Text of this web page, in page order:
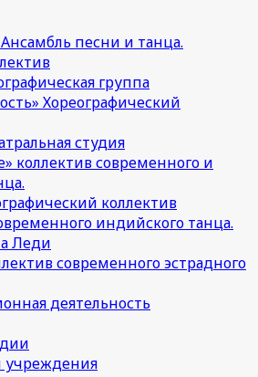
песни и танца.
группа
Хореографический
студия
коллектив современного и
коллектив
индийского танца.
Леди
современного эстрадного
деятельность
учреждения